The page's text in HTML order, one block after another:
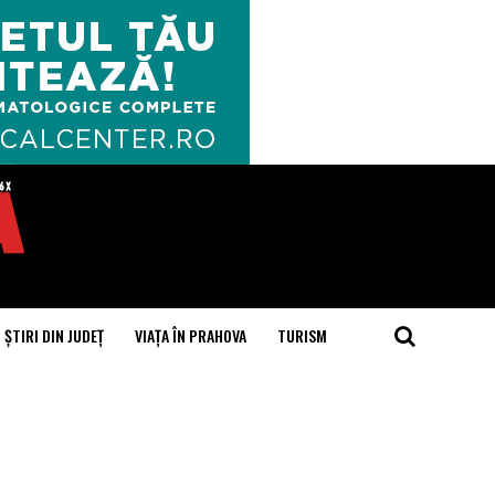
ȘTIRI DIN JUDEȚ VIAȚA ÎN PRAHOVA TURISM